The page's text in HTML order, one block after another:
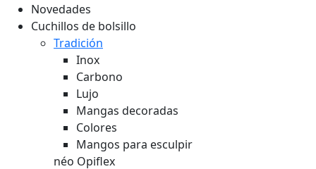
Novedades
Cuchillos de bolsillo
Tradición
Inox
Carbono
Lujo
Mangas decoradas
Colores
Mangos para esculpir
néo Opiflex